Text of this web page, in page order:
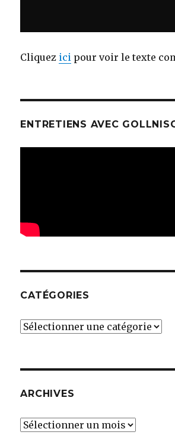
Cliquez ici pour voir le texte
ENTRETIENS AVEC
CATÉGORIES
Catégories
ARCHIVES
Archives